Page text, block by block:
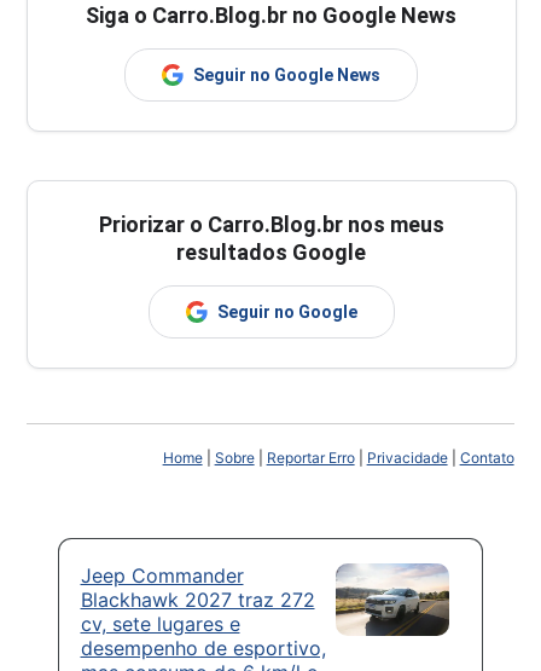
Siga o Carro.Blog.br no Google News
Seguir no Google News
Priorizar o Carro.Blog.br nos meus
resultados Google
Seguir no Google
Home| Sobre| Reportar Erro| Privacidade| Contato
Jeep Commander
Blackhawk 2027 traz 272
cv, sete lugares e
desempenho de esportivo,